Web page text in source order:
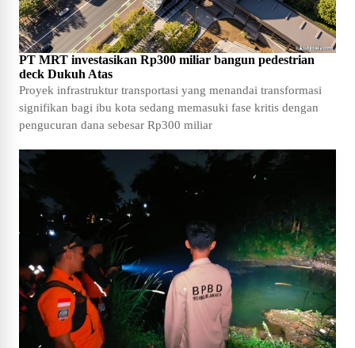
PT MRT investasikan Rp300 miliar bangun pedestrian
deck Dukuh Atas
Proyek infrastruktur transportasi yang menandai transformasi
signifikan bagi ibu kota sedang memasuki fase kritis dengan
pengucuran dana sebesar Rp300 miliar